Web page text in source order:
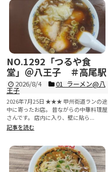
NO.1292「つるや食
堂」＠八王子 ＃高尾駅
2026/8/4 01_ラーメン@八
王子
2026年7月25日 ★★★ 甲州街道ランの途
中に寄ったお店。 昔ながらの中華料理屋
さんです。 店内に入り、壁に貼ら...
記事を読む